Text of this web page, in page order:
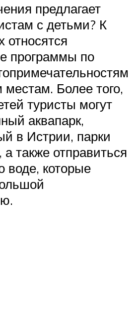
предлагает
с детьми? К
относятся
программы по
Более того,
туристы могут
аквапарк,
в Истрии, парки
а также отправиться
воде, которые